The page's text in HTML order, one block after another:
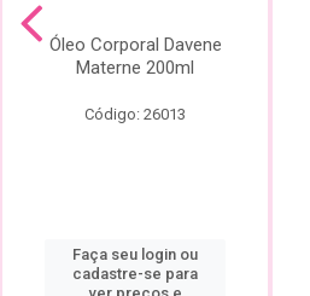
Óleo Corporal Davene
Materne 200ml
Código: 26013
Faça seu login ou
cadastre-se para